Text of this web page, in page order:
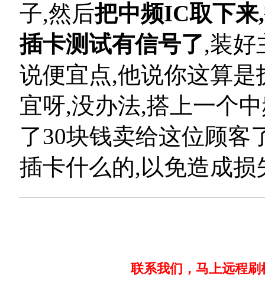
子,然后把中频IC取下
插卡测试有信号了,装好
说便宜点,他说你这算
宜呀,没办法,搭上一个
了30块钱卖给这位顾客
插卡什么的,以免造成损
联系我们，马上远程